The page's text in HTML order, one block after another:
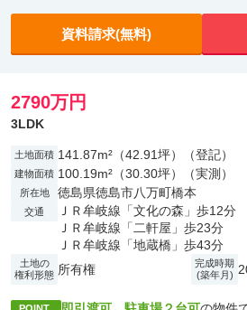
資料請求(無料)
2790万円
3LDK
土地面積 141.87m²（42.91坪）（登記）
建物面積 100.19m²（30.30坪）（実測）
所在地 徳島県徳島市八万町橋本
交通
ＪＲ牟岐線「文化の森」歩12分
ＪＲ牟岐線「二軒屋」歩23分
ＪＲ牟岐線「地蔵橋」歩43分
土地の
権利形態 所有権
完成時期
(築年月)
POINT